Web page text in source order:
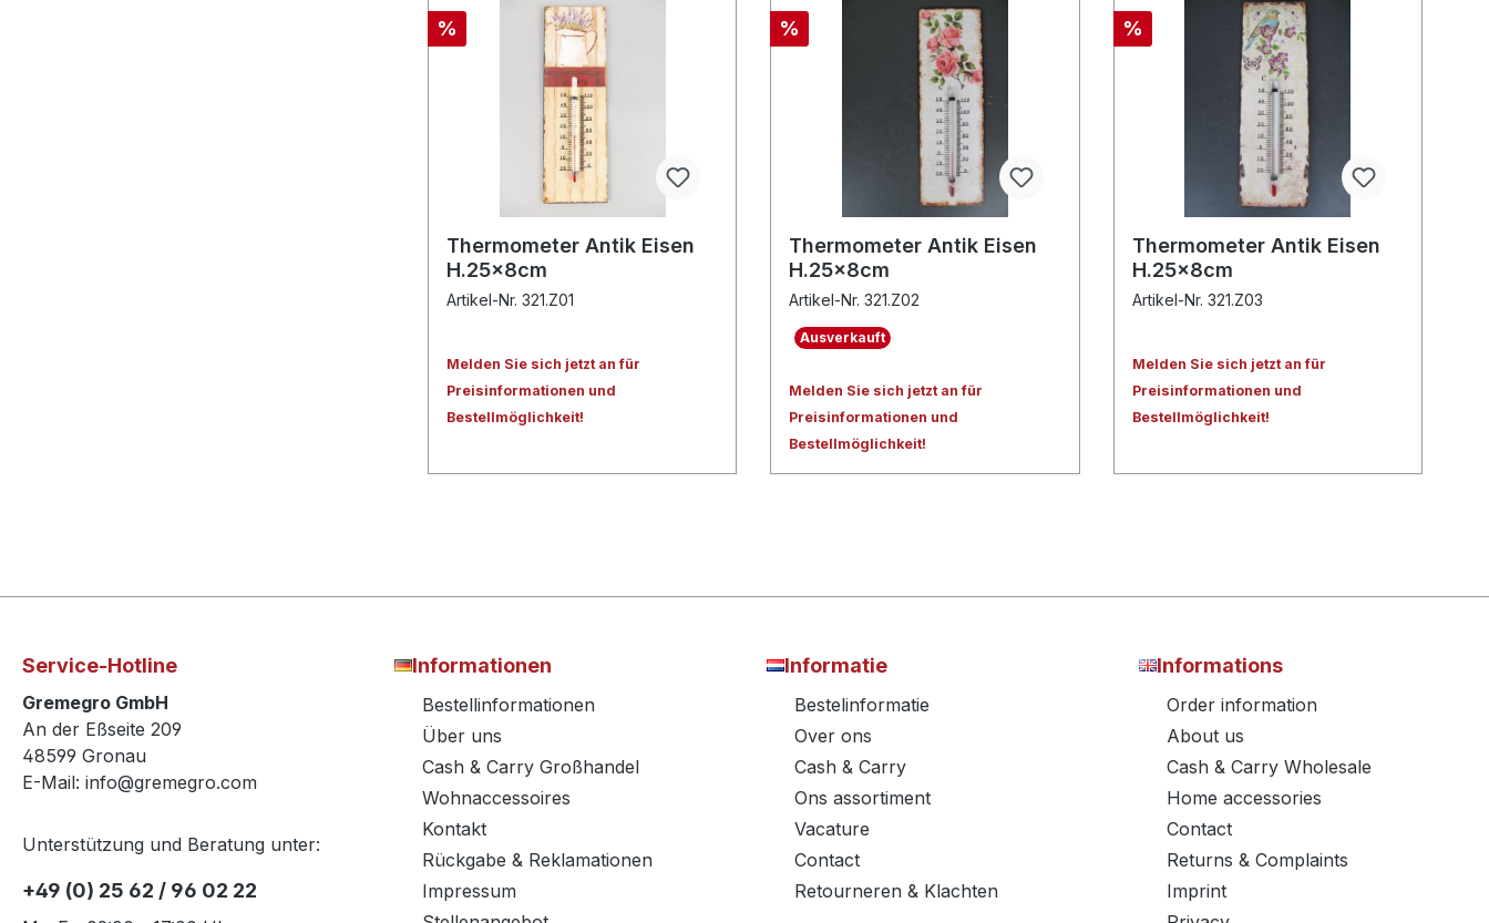
%
Thermometer Antik Eisen
H.25x8cm
Artikel-Nr. 321.Z01
Melden Sie sich jetzt an für
Preisinformationen und
Bestellmöglichkeit!
%
Thermometer Antik Eisen
H.25x8cm
Artikel-Nr. 321.Z02
Ausverkauft
Melden Sie sich jetzt an für
Preisinformationen und
Bestellmöglichkeit!
%
Thermometer Antik Eisen
H.25x8cm
Artikel-Nr. 321.Z03
Melden Sie sich jetzt an für
Preisinformationen und
Bestellmöglichkeit!
Service-Hotline
Gremegro GmbH
An der Eßseite 209
48599 Gronau
E-Mail: info@gremegro.com
Unterstützung und Beratung unter:
+49 (0) 25 62 / 96 02 22
Informationen
Bestellinformationen
Über uns
Cash & Carry Großhandel
Wohnaccessoires
Kontakt
Rückgabe & Reklamationen
Impressum
Informatie
Bestelinformatie
Over ons
Cash & Carry
Ons assortiment
Vacature
Contact
Retourneren & Klachten
Informations
Order information
About us
Cash & Carry Wholesale
Home accessories
Contact
Returns & Complaints
Imprint